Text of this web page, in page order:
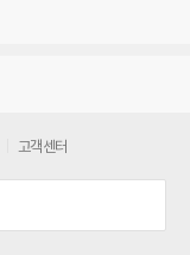
고객센터